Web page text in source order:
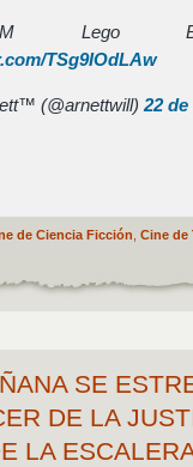
Lego
TSg9IOdLAw
(@arnettwill)22 de
de Ciencia Ficción Cine de
SE
DE LA
LA